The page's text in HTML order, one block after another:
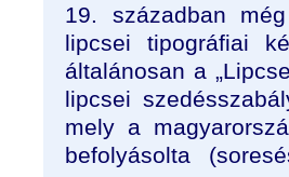
19. században
lipcsei tipográfiai
általánosan a
lipcsei
mely a
befolyásolta